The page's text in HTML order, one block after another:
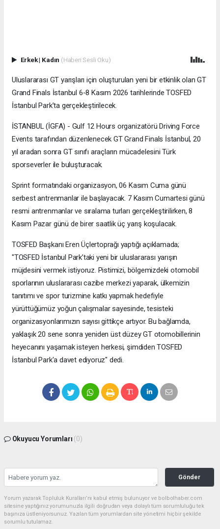
Erkek| Kadın (Haberi Sesli Oku)
Uluslararası GT yarışları için oluşturulan yeni bir etkinlik olan GT
Grand Finals İstanbul 6-8 Kasım 2026 tarihlerinde TOSFED
İstanbul Park’ta gerçekleştirilecek.
İSTANBUL (İGFA) - Gulf 12 Hours organizatörü Driving Force
Events tarafından düzenlenecek GT Grand Finals İstanbul, 20
yıl aradan sonra GT sınıfı araçların mücadelesini Türk
sporseverler ile buluşturacak.
Sprint formatındaki organizasyon, 06 Kasım Cuma günü
serbest antrenmanlar ile başlayacak. 7 Kasım Cumartesi günü
resmi antrenmanlar ve sıralama turları gerçekleştirilirken, 8
Kasım Pazar günü de birer saatlik üç yarış koşulacak.
TOSFED Başkanı Eren Üçlertoprağı yaptığı açıklamada;
"TOSFED İstanbul Park’taki yeni bir uluslararası yarışın
müjdesini vermek istiyoruz. Pistimizi, bölgemizdeki otomobil
sporlarının uluslararası cazibe merkezi yaparak, ülkemizin
tanıtımı ve spor turizmine katkı yapmak hedefiyle
yürüttüğümüz yoğun çalışmalar sayesinde, tesisteki
organizasyonlarımızın sayısı gittikçe artıyor. Bu bağlamda,
yaklaşık 20 sene sonra yeniden üst düzey GT otomobillerinin
heyecanını yaşamak isteyen herkesi, şimdiden TOSFED
İstanbul Park'a davet ediyoruz" dedi.
Okuyucu Yorumları (0)
Gönder
Yorum yazarak Topluluk Kuralları’nı kabul etmiş bulunuyor ve bolbolhaber.com
sitesine yaptığınız yorumunuzla ilgili doğrudan veya dolaylı tüm sorumluluğu tek
başınıza üstleniyorsunuz. Yazılan tüm yorumlardan site yönetimi hiçbir şekilde
sorumlu tutulamaz.